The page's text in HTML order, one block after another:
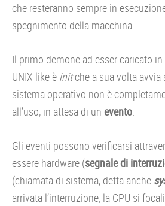
che resteranno sempre in
spegnimento della macchina.
Il primo demone ad esser caricato
UNIX like è initche a sua volta
sistema operativo non è
all’uso, in attesa di un evento.
Gli eventi possono verificarsi
essere hardware (segnale di
(chiamata di sistema, detta anche
arrivata l’interruzione, la CPU si